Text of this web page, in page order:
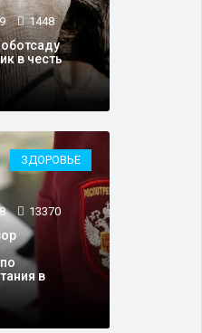
1448
в честь
ЗДОРОВЬЕ
13370
в